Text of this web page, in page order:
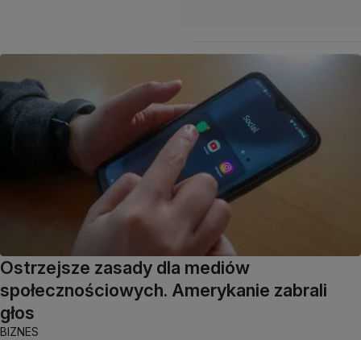
Ostrzejsze zasady dla mediów
społecznościowych. Amerykanie zabrali
głos
BIZNES